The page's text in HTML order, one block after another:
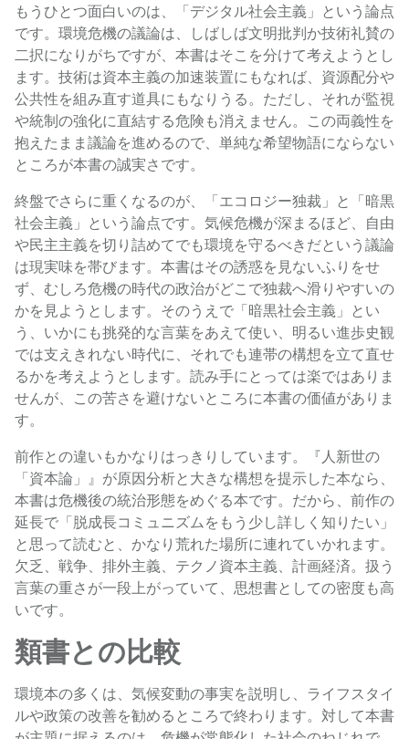
もうひとつ面白いのは、「デジタル社会主義」という論点
です。環境危機の議論は、しばしば文明批判か技術礼賛の
二択になりがちですが、本書はそこを分けて考えようとし
ます。技術は資本主義の加速装置にもなれば、資源配分や
公共性を組み直す道具にもなりうる。ただし、それが監視
や統制の強化に直結する危険も消えません。この両義性を
抱えたまま議論を進めるので、単純な希望物語にならない
ところが本書の誠実さです。
終盤でさらに重くなるのが、「エコロジー独裁」と「暗黒
社会主義」という論点です。気候危機が深まるほど、自由
や民主主義を切り詰めてでも環境を守るべきだという議論
は現実味を帯びます。本書はその誘惑を見ないふりをせ
ず、むしろ危機の時代の政治がどこで独裁へ滑りやすいの
かを見ようとします。そのうえで「暗黒社会主義」とい
う、いかにも挑発的な言葉をあえて使い、明るい進歩史観
では支えきれない時代に、それでも連帯の構想を立て直せ
るかを考えようとします。読み手にとっては楽ではありま
せんが、この苦さを避けないところに本書の価値がありま
す。
前作との違いもかなりはっきりしています。『人新世の
「資本論」』が原因分析と大きな構想を提示した本なら、
本書は危機後の統治形態をめぐる本です。だから、前作の
延長で「脱成長コミュニズムをもう少し詳しく知りたい」
と思って読むと、かなり荒れた場所に連れていかれます。
欠乏、戦争、排外主義、テクノ資本主義、計画経済。扱う
言葉の重さが一段上がっていて、思想書としての密度も高
いです。
類書との比較
環境本の多くは、気候変動の事実を説明し、ライフスタイ
ルや政策の改善を勧めるところで終わります。対して本書